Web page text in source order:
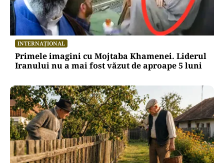
INTERNAȚIONAL
Primele imagini cu Mojtaba Khamenei. Liderul
Iranului nu a mai fost văzut de aproape 5 luni